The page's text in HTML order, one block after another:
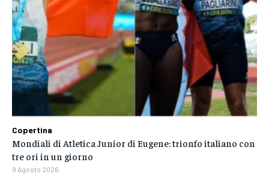
Copertina
Mondiali di Atletica Junior di Eugene: trionfo italiano con
tre ori in un giorno
9 Agosto 2026